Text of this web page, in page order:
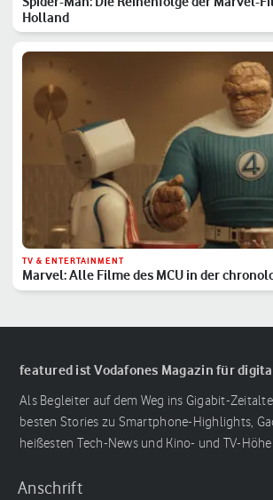
Holland
TV & ENTERTAINMENT
Marvel: Alle Filme des MCU in der
Reihenfolge
featured ist Vodafones Magazin für
Als Begleiter auf dem Weg ins Gigabit-
besten Stories zu Smartphone-Highlights,
heißesten Tech-News und Kino- und TV-
Anschrift